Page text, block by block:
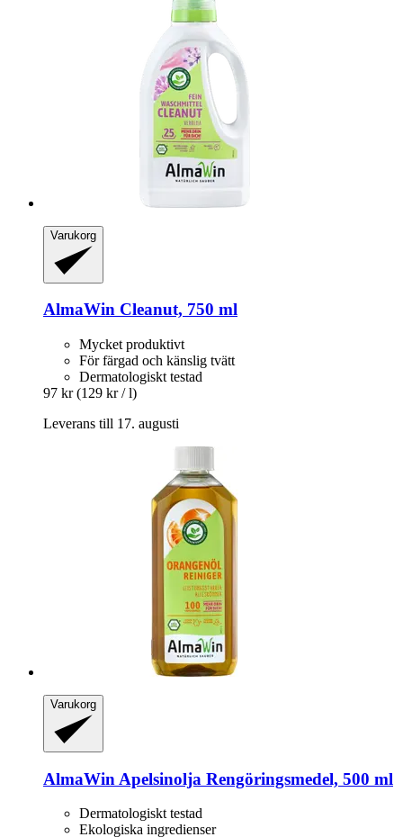
Varukorg
AlmaWin Cleanut, 750 ml
Mycket produktivt
För färgad och känslig tvätt
Dermatologiskt testad
97 kr (129 kr / l)
Leverans till 17. augusti
Varukorg
AlmaWin Apelsinolja Rengöringsmedel, 500 ml
Dermatologiskt testad
Ekologiska ingredienser